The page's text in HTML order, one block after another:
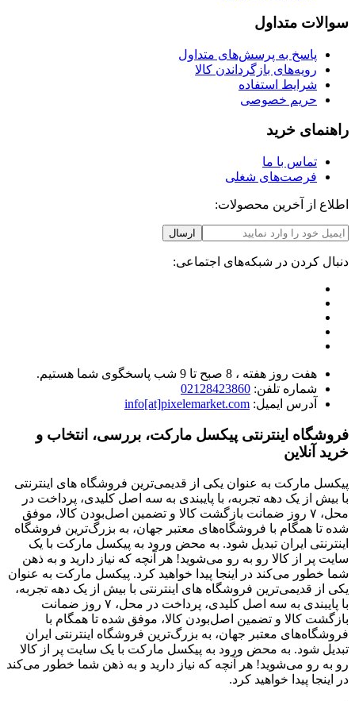
سوالات متداول
پاسخ به پرسش‌های متداول
رویه‌های بازگرداندن کالا
شرایط استفاده
حریم خصوصی
راهنمای خرید
تماس با ما
فرصت‌های شغلی
اطلاع از آخرین محصولات:
ارسال
دنبال کردن در شبکه‌های اجتماعی:
هفت روز هفته ، 8 صبح تا 9 شب پاسخگوی شما هستیم.
شماره تلفن: 02128423860
آدرس ایمیل: info[at]pixelemarket.com
فروشگاه اینترنتی پیکسل مارکت، بررسی، انتخاب و
خرید آنلاین
پیکسل مارکت به عنوان یکی از قدیمی‌ترین فروشگاه های اینترنتی
با بیش از یک دهه تجربه، با پایبندی به سه اصل کلیدی، پرداخت در
محل، ۷ روز ضمانت بازگشت کالا و تضمین اصل‌بودن کالا، موفق
شده تا همگام با فروشگاه‌های معتبر جهان، به بزرگ‌ترین فروشگاه
اینترنتی ایران تبدیل شود. به محض ورود به پیکسل مارکت با یک
سایت پر از کالا رو به رو می‌شوید! هر آنچه که نیاز دارید و به ذهن
شما خطور می‌کند در اینجا پیدا خواهید کرد. پیکسل مارکت به عنوان
یکی از قدیمی‌ترین فروشگاه های اینترنتی با بیش از یک دهه تجربه،
با پایبندی به سه اصل کلیدی، پرداخت در محل، ۷ روز ضمانت
بازگشت کالا و تضمین اصل‌بودن کالا، موفق شده تا همگام با
فروشگاه‌های معتبر جهان، به بزرگ‌ترین فروشگاه اینترنتی ایران
تبدیل شود. به محض ورود به پیکسل مارکت با یک سایت پر از کالا
رو به رو می‌شوید! هر آنچه که نیاز دارید و به ذهن شما خطور می‌کند
در اینجا پیدا خواهید کرد.